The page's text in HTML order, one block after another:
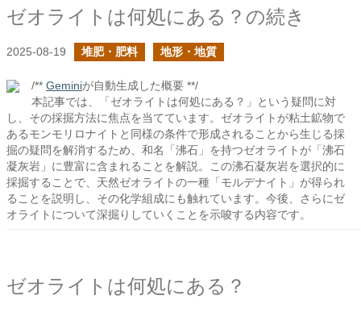
ゼオライトは何処にある？の続き
2025-08-19 堆肥・肥料 地形・地質
/** Geminiが自動生成した概要 **/
本記事では、「ゼオライトは何処にある？」という疑問に対
し、その採掘方法に焦点を当てています。ゼオライトが粘土鉱物で
あるモンモリロナイトと同様の条件で形成されることから生じる採
掘の疑問を解消するため、和名「沸石」を持つゼオライトが「沸石
凝灰岩」に豊富に含まれることを解説。この沸石凝灰岩を選択的に
採掘することで、天然ゼオライトの一種「モルデナイト」が得られ
ることを説明し、その化学組成にも触れています。今後、さらにゼ
オライトについて深掘りしていくことを示唆する内容です。
ゼオライトは何処にある？